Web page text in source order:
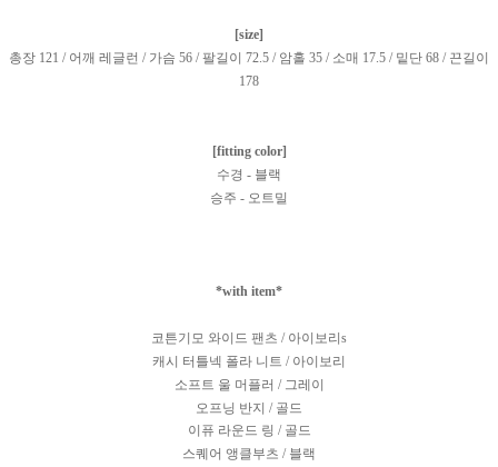
[size]
총장 121 / 어깨 레글런 / 가슴 56 / 팔길이 72.5 / 암홀 35 / 소매 17.5 / 밑단 68 / 끈길이
178
[fitting color]
수경 - 블랙
승주 - 오트밀
*with item*
코튼기모 와이드 팬츠 / 아이보리s
캐시 터틀넥 폴라 니트 / 아이보리
소프트 울 머플러 / 그레이
오프닝 반지 / 골드
이퓨 라운드 링 / 골드
스퀘어 앵클부츠 / 블랙